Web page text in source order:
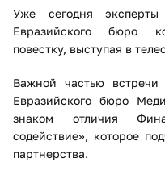
Уже сегодня
Евразийского бюро
повестку, выступая в
Важной частью встречи
Евразийского бюро
знаком отличия
содействие», которое
партнерства.